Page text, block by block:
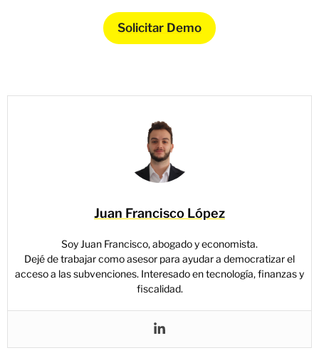
Solicitar Demo
Juan Francisco López
Soy Juan Francisco, abogado y economista.
Dejé de trabajar como asesor para ayudar a democratizar el
acceso a las subvenciones. Interesado en tecnología, finanzas y
fiscalidad.